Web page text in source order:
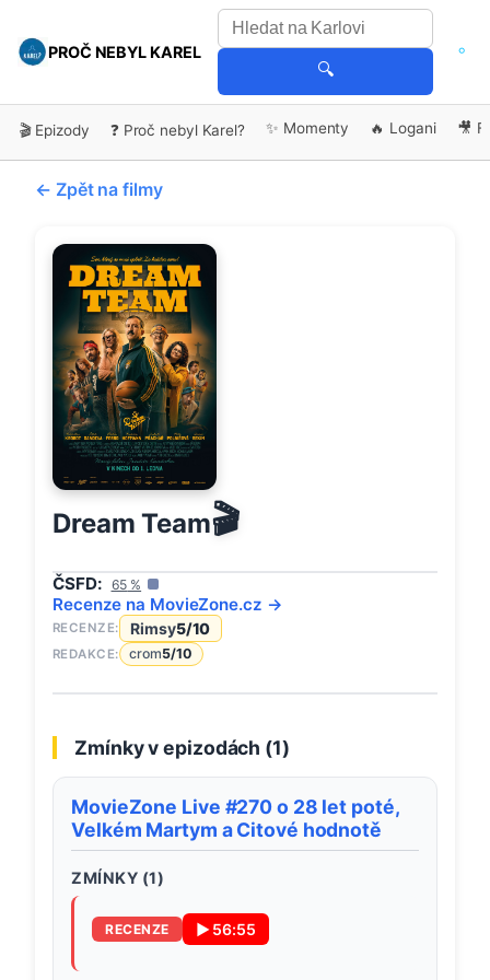
PROČ NEBYL KAREL
🔍
🎬 Epizody ❓ Proč nebyl Karel? ✨ Momenty 🔥 Logani 🎥
← Zpět na filmy
Dream Team🎬
ČSFD: 65 %
Recenze na MovieZone.cz →
RECENZE: Rimsy5/10
REDAKCE: crom5/10
Zmínky v epizodách (1)
MovieZone Live #270 o 28 let poté,
Velkém Martym a Citové hodnotě
ZMÍNKY (1)
RECENZE ▶ 56:55